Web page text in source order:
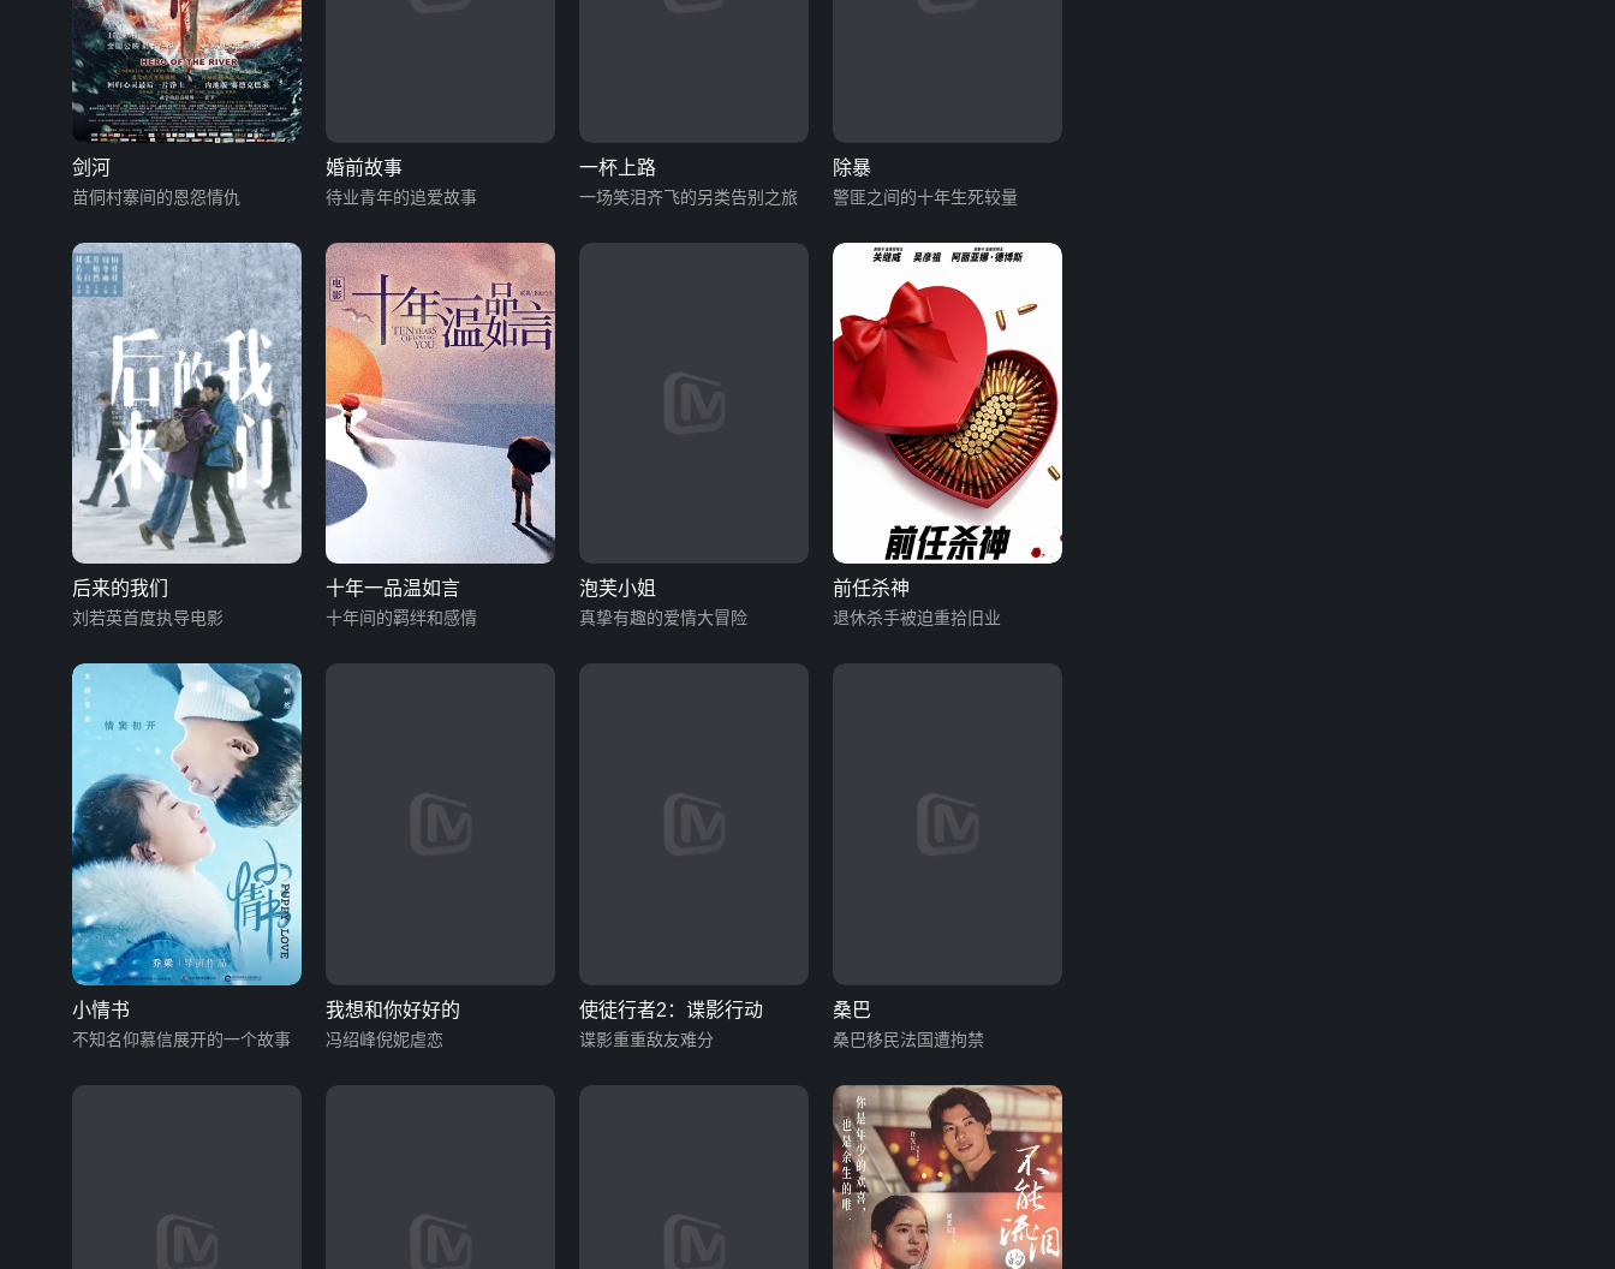
剑河
苗侗村寨间的恩怨情仇
婚前故事
待业青年的追爱故事
一杯上路
一场笑泪齐飞的另类告别之旅
除暴
警匪之间的十年生死较量
后来的我们
刘若英首度执导电影
十年一品温如言
十年间的羁绊和感情
泡芙小姐
真挚有趣的爱情大冒险
前任杀神
退休杀手被迫重拾旧业
小情书
不知名仰慕信展开的一个故事
我想和你好好的
冯绍峰倪妮虐恋
使徒行者2：谍影行动
谍影重重敌友难分
桑巴
桑巴移民法国遭拘禁